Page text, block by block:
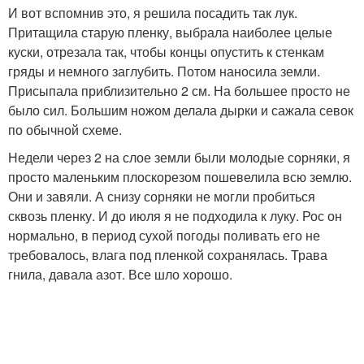
И вот вспомнив это, я решила посадить так лук.
Притащила старую пленку, выбрала наиболее целые
куски, отрезала так, чтобы концы опустить к стенкам
гряды и немного заглубить. Потом наносила земли.
Присыпала приблизительно 2 см. На большее просто не
было сил. Большим ножом делала дырки и сажала севок
по обычной схеме.
Недели через 2 на слое земли были молодые сорняки, я
просто маленьким плоскорезом пошевелила всю землю.
Они и завяли. А снизу сорняки не могли пробиться
сквозь пленку. И до июля я не подходила к луку. Рос он
нормально, в период сухой погоды поливать его не
требовалось, влага под пленкой сохранялась. Трава
гнила, давала азот. Все шло хорошо.